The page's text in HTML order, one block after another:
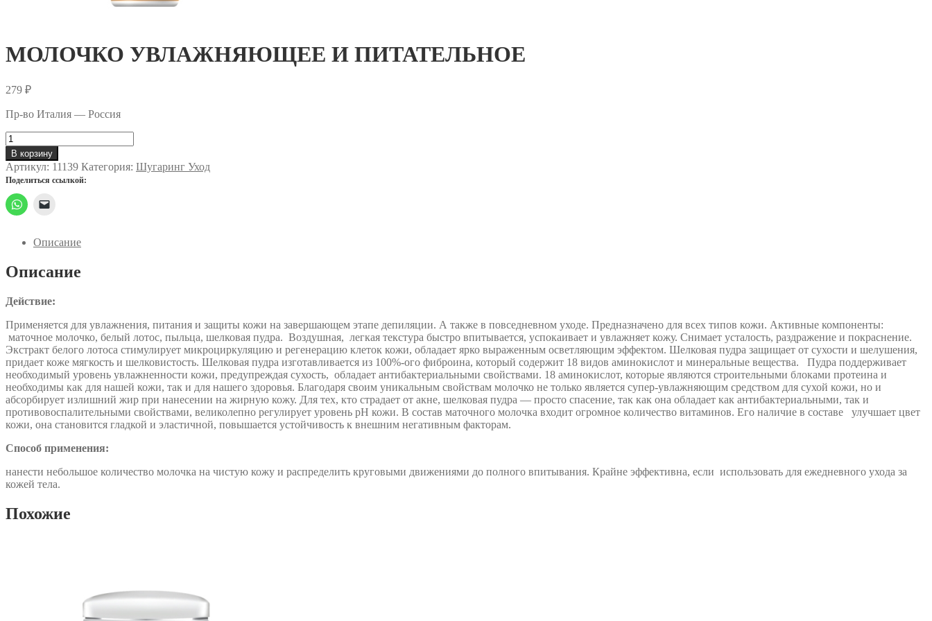
МОЛОЧКО УВЛАЖНЯЮЩЕЕ И ПИТАТЕЛЬНОЕ
279 ₽
Пр-во Италия — Россия
Количество
товара
МОЛОЧКО
УВЛАЖНЯЮЩЕЕ
И
ПИТАТЕЛЬНОЕ
В корзину
Артикул: 11139 Категория: Шугаринг Уход
Поделиться ссылкой:
Описание
Описание
Действие:
Применяется для увлажнения, питания и защиты кожи на завершающем этапе депиляции. А также в повседневном уходе. Предназначено для всех типов кожи. Активные компоненты:
маточное молочко, белый лотос, пыльца, шелковая пудра. Воздушная, легкая текстура быстро впитывается, успокаивает и увлажняет кожу. Снимает усталость, раздражение и покраснение.
Экстракт белого лотоса стимулирует микроциркуляцию и регенерацию клеток кожи, обладает ярко выраженным осветляющим эффектом. Шелковая пудра защищает от сухости и шелушения,
придает коже мягкость и шелковистость. Шелковая пудра изготавливается из 100%-ого фиброина, который содержит 18 видов аминокислот и минеральные вещества. Пудра поддерживает
необходимый уровень увлажненности кожи, предупреждая сухость, обладает антибактериальными свойствами. 18 аминокислот, которые являются строительными блоками протеина и
необходимы как для нашей кожи, так и для нашего здоровья. Благодаря своим уникальным свойствам молочко не только является супер-увлажняющим средством для сухой кожи, но и
абсорбирует излишний жир при нанесении на жирную кожу. Для тех, кто страдает от акне, шелковая пудра — просто спасение, так как она обладает как антибактериальными, так и
противовоспалительными свойствами, великолепно регулирует уровень рН кожи. В состав маточного молочка входит огромное количество витаминов. Его наличие в составе улучшает цвет
кожи, она становится гладкой и эластичной, повышается устойчивость к внешним негативным факторам.
Способ применения:
нанести небольшое количество молочка на чистую кожу и распределить круговыми движениями до полного впитывания. Крайне эффективна, если использовать для ежедневного ухода за
кожей тела.
Похожие